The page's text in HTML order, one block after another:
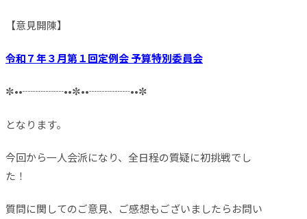
【意見開陳】
令和７年３月第１回定例会予算特別委員会
✼••┈┈┈┈••✼••┈┈┈┈••✼
となります。
今回から一人会派になり、全日程の質疑に初挑戦でし
た！
質問に関してのご意見、ご感想もございましたらお問い